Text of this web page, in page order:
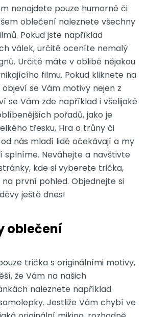
nenajdete pouze humorné či
oblečení naleznete všechny
Pokud jste například
válek, určitě oceníte nemalý
Určitě máte v oblibě nějakou
filmu. Pokud kliknete na
se Vám motivy nejen z
se Vám zde například i všelijaké
pořadů, jako je
třesku, Hra o trůny či
nás mladí lidé očekávají a my
Neváhejte a navštivte
kde si vyberete trička,
první pohled. Objednejte si
ještě dnes!
oblečení
trička s originálními motivy,
že Vám na našich
naleznete například
Jestliže Vám chybí ve